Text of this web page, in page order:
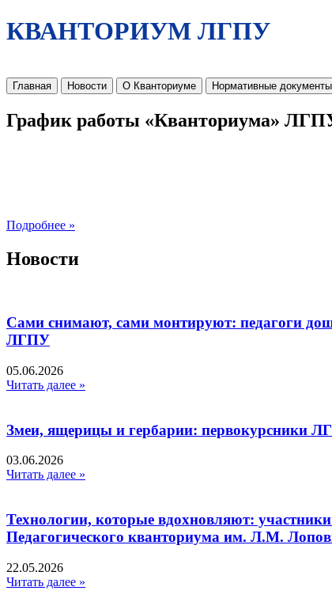
КВАНТОРИУМ ЛГПУ
Главная Новости О Кванториуме Нормативные документы
График работы «Кванториума»
Подробнее »
Новости
Сами снимают, сами монтируют: педагоги
ЛГПУ​
05.06.2026
Читать далее »
Змеи, ящерицы и гербарии: первокурсники
03.06.2026
Читать далее »
Технологии, которые вдохновляют:
Педагогического кванториума им. Л.М.
22.05.2026
Читать далее »